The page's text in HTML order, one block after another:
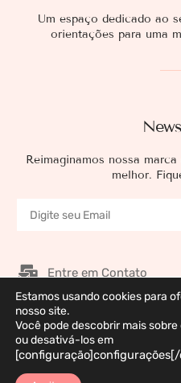
Reimaginamos nossa
melhor.
Um espaço dedicado ao
orientações para uma
Entre em Contato
Nossos Patrocinadores
Galeria de Imagens
Política de Privacidade
Estamos usando cookies para
nosso site.
Você pode descobrir mais
ou desativá-los em